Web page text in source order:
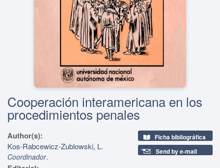
Cooperación interamericana en los
procedimientos penales
Author(s):
Kos-Rabcewicz-Zublowski, L.
Coordinador.
Ficha bibliográfica
Send by e-mail